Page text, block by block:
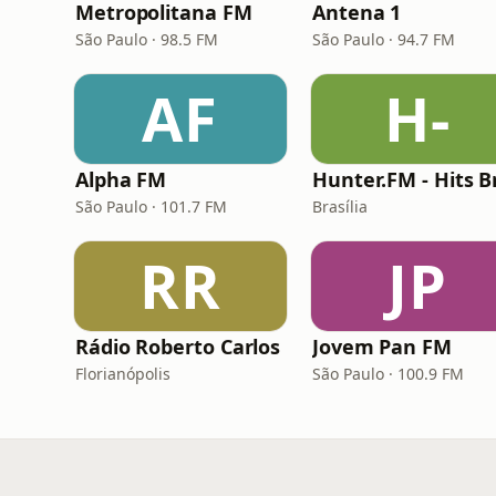
Metropolitana FM
São Paulo · 98.5 FM
Antena 1
São Paulo · 94.7 FM
AF
Alpha FM
São Paulo · 101.7 FM
H-
Brasília
RR
Rádio Roberto Carlos
Florianópolis
JP
Jovem Pan FM
São Paulo · 100.9 FM